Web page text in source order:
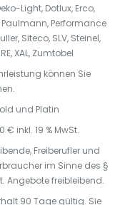
Light, Dotlux, Erco,
Paulmann, Performance
Siteco, SLV, Steinel,
XAL, Zumtobel
können Sie
und Platin
inkl. 19 % MwSt.
Freiberufler und
im Sinne des §
Angebote freibleibend.
90 Tage gültig. Sie